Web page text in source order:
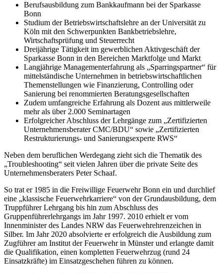
Berufsausbildung zum Bankkaufmann bei der Sparkasse
Bonn
Studium der Betriebswirtschaftslehre an der Universität zu
Köln mit den Schwerpunkten Bankbetriebslehre,
Wirtschaftsprüfung und Steuerrecht
Dreijährige Tätigkeit im gewerblichen Aktivgeschäft der
Sparkasse Bonn in den Bereichen Marktfolge und Markt
Langjährige Managementerfahrung als „Sparringspartner“ für
mittelständische Unternehmen in betriebswirtschaftlichen
Themenstellungen wie Finanzierung, Controlling oder
Sanierung bei renommierten Beratungsgesellschaften
Zudem umfangreiche Erfahrung als Dozent aus mittlerweile
mehr als über 2.000 Seminartagen
Erfolgreicher Abschluss der Lehrgänge zum „Zertifizierten
Unternehmensberater CMC/BDU“ sowie „Zertifizierten
Restrukturierungs- und Sanierungsexperte RWS“
Neben dem beruflichen Werdegang zieht sich die Thematik des
„Troubleshooting“ seit vielen Jahren über die private Seite des
Unternehmensberaters Peter Schaaf.
So trat er 1985 in die Freiwillige Feuerwehr Bonn ein und durchlief
eine „klassische Feuerwehrkarriere“ von der Grundausbildung, dem
Truppführer Lehrgang bis hin zum Abschluss des
Gruppenführerlehrgangs im Jahr 1997. 2010 erhielt er vom
Innenminister des Landes NRW das Feuerwehrehrenzeichen in
Silber. Im Jahr 2020 absolvierte er erfolgreich die Ausbildung zum
Zugführer am Institut der Feuerwehr in Münster und erlangte damit
die Qualifikation, einen kompletten Feuerwehrzug (rund 24
Einsatzkräfte) im Einsatzgeschehen führen zu können.